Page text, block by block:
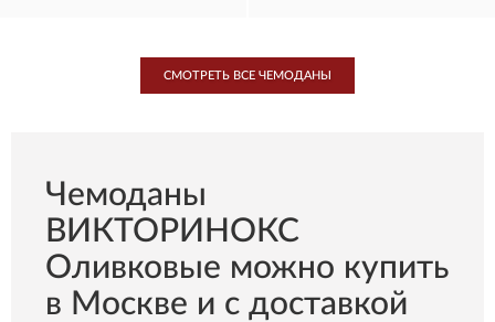
СМОТРЕТЬ ВСЕ ЧЕМОДАНЫ
Чемоданы
ВИКТОРИНОКС
Оливковые можно купить
в Москве и с доставкой